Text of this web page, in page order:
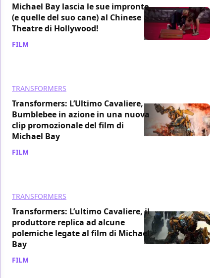
Michael Bay lascia le sue impronte
(e quelle del suo cane) al Chinese
Theatre di Hollywood!
FILM
TRANSFORMERS
Transformers: L’Ultimo Cavaliere,
Bumblebee in azione in una nuova
clip promozionale del film di
Michael Bay
FILM
TRANSFORMERS
Transformers: L’ultimo Cavaliere, il
produttore replica ad alcune
polemiche legate al film di Michael
Bay
FILM